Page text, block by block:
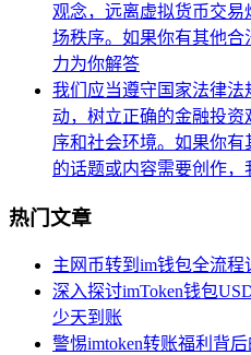
观念，远离虚拟货币交
场秩序。如果你有其他
力为你解答
我们应当遵守国家法律
动，树立正确的金融投
序和社会环境。如果你
的话题或内容需要创作
热门文章
主网币转到im钱包全流程
深入探讨imToken钱包
少天到账
警惕imtoken转账福利背